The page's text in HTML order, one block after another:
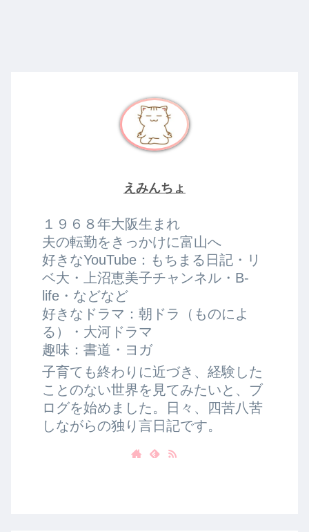
えみんちょ
１９６８年大阪生まれ
夫の転勤をきっかけに富山へ
好きなYouTube：もちまる日記・リ
ベ大・上沼恵美子チャンネル・B-
life・などなど
好きなドラマ：朝ドラ（ものによ
る）・大河ドラマ
趣味：書道・ヨガ
子育ても終わりに近づき、経験した
ことのない世界を見てみたいと、ブ
ログを始めました。日々、四苦八苦
しながらの独り言日記です。